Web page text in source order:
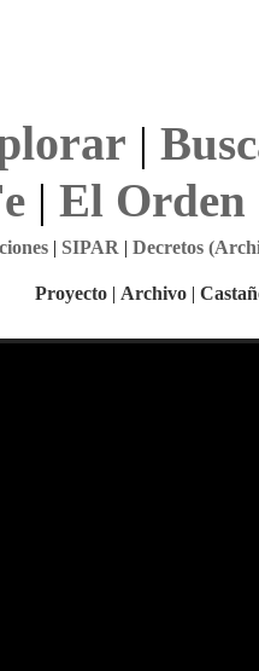
|
| El Orden
| SIPAR | Decretos
Proyecto | Archivo |